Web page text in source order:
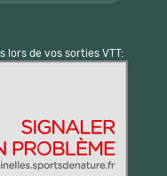
lors de vos sorties VTT: